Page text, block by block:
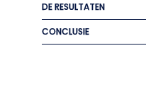
DE RESULTATEN
CONCLUSIE